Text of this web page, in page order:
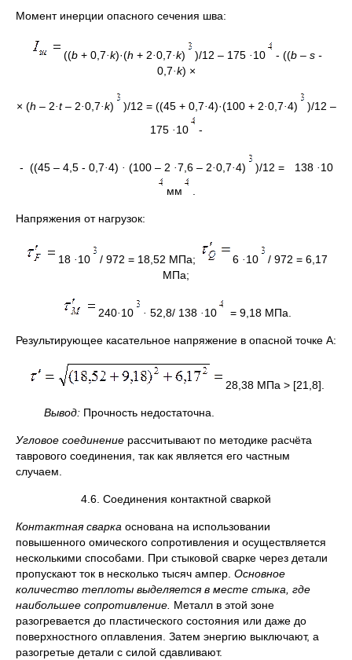
Момент инерции опасного сечения шва:
((b + 0,7·k)·(h + 2·0,7·k) )/12 – 175 ·10 - ((b – s -
0,7·k) ×
× (h – 2·t– 2·0,7·k) )/12 = ((45 + 0,7·4)·(100 + 2·0,7·4)
)/12 –
175·10 -
- ((45 – 4,5 - 0,7·4) · (100 – 2 ·7,6 – 2·0,7·4) )/12 = 138·10
мм
.
Напряжения от нагрузок:
18 ·10 / 972 = 18,52 МПа; 6 ·10
/ 972 = 6,17
МПа;
240·10 · 52,8/ 138·10 = 9,18 МПа.
Результирующее касательное напряжение в опасной точке А:
28,38 МПа > [21,8].
Вывод: Прочность недостаточна.
Угловое соединение рассчитывают по методике расчёта
таврового соединения, так как является его частным
случаем.
4.6. Соединения контактной сваркой
Контактная сварка основана на использовании
повышенного омического сопротивления и осуществляется
несколькими способами. При стыковой сварке через детали
пропускают ток в несколько тысяч ампер. Основное
количество теплоты выделяется в месте стыка, где
наибольшее сопротивление. Металл в этой зоне
разогревается до пластического состояния или даже до
поверхностного оплавления. Затем энергию выключают, а
разогретые детали с силой сдавливают.